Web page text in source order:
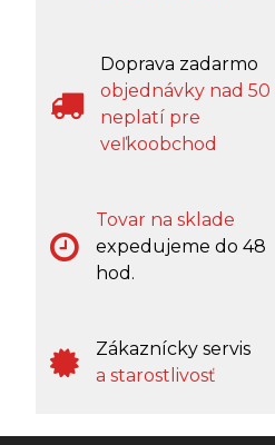
Doprava zadarmo
objednávky nad 50
neplatí pre
veľkoobchod
Tovar na sklade
expedujeme do 48
hod.
Zákaznícky servis
a starostlivosť